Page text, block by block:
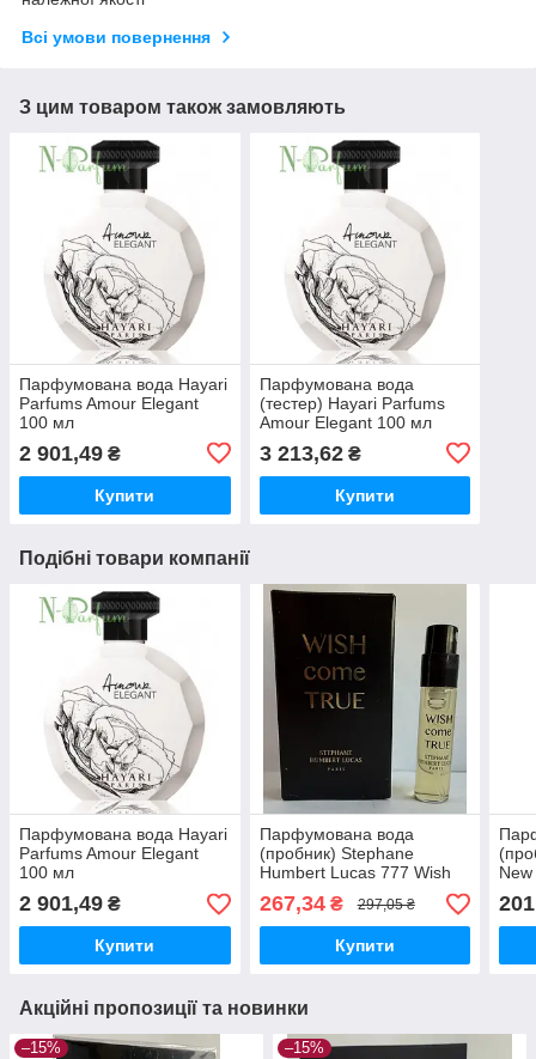
Всі умови повернення
З цим товаром також замовляють
Парфумована вода Hayari
Parfums Amour Elegant
100 мл
2 901,49 ₴
Купити
Парфумована вода
(тестер) Hayari Parfums
Amour Elegant 100 мл
3 213,62₴
Купити
Подібні товари компанії
Парфумована вода Hayari
Parfums Amour Elegant
100 мл
2 901,49 ₴
Купити
Парфумована вода
(пробник) Stephane
Humbert Lucas 777 Wish
Come True 2 мл
267,34₴ 297,05 ₴
Купити
Акційні пропозиції та новинки
–15% –15%